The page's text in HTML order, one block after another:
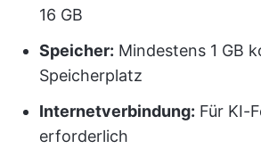
16 GB
Speicher: Mindestens 1 GB
Speicherplatz
Internetverbindung: Für KI-
erforderlich